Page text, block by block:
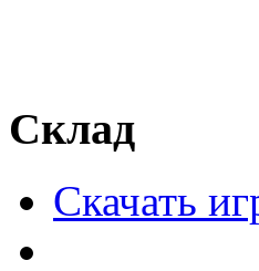
Склад
Скачать